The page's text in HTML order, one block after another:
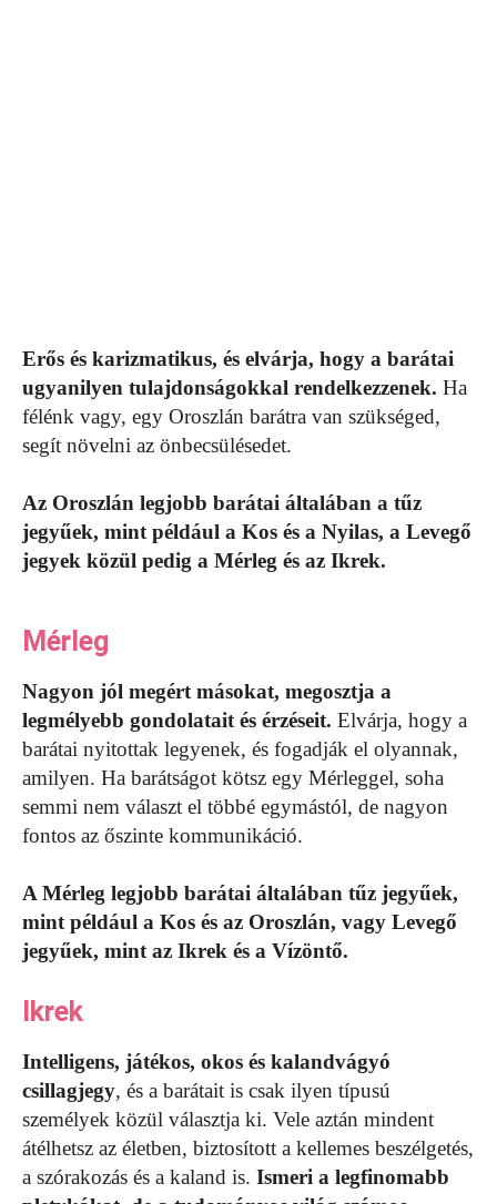
Erős és karizmatikus, és elvárja, hogy a barátai
ugyanilyen tulajdonságokkal rendelkezzenek. Ha
félénk vagy, egy Oroszlán barátra van szükséged,
segít növelni az önbecsülésedet.
Az Oroszlán legjobb barátai általában a tűz
jegyűek, mint például a Kos és a Nyilas, a Levegő
jegyek közül pedig a Mérleg és az Ikrek.
Mérleg
Nagyon jól megért másokat, megosztja a
legmélyebb gondolatait és érzéseit. Elvárja, hogy a
barátai nyitottak legyenek, és fogadják el olyannak,
amilyen. Ha barátságot kötsz egy Mérleggel, soha
semmi nem választ el többé egymástól, de nagyon
fontos az őszinte kommunikáció.
A Mérleg legjobb barátai általában tűz jegyűek,
mint például a Kos és az Oroszlán, vagy Levegő
jegyűek, mint az Ikrek és a Vízöntő.
Ikrek
Intelligens, játékos, okos és kalandvágyó
csillagjegy, és a barátait is csak ilyen típusú
személyek közül választja ki. Vele aztán mindent
átélhetsz az életben, biztosított a kellemes beszélgetés,
a szórakozás és a kaland is. Ismeri a legfinomabb